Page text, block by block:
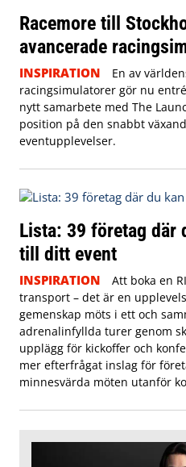
Racemore till
avancerade
INSPIRATION
En av
racingsimulatorer gör nu
nytt samarbete med The
position på den snabbt
eventupplevelser.
Lista: 39 företag där
till ditt event
INSPIRATION
Att boka en
transport – det är en
gemenskap möts i ett och
adrenalinfyllda turer genom
upplägg för kickoffer och
mer efterfrågat inslag för
minnesvärda möten utanför